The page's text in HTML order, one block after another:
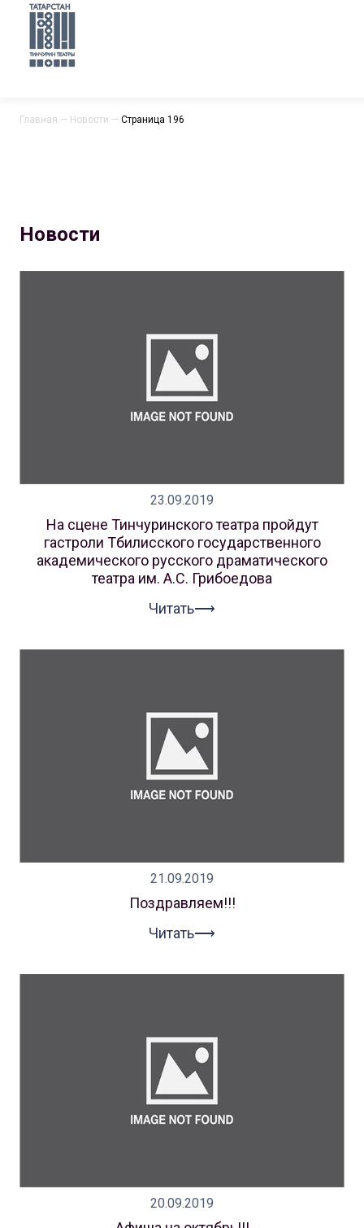
Главная — Новости — Страница 196
Новости
23.09.2019
На сцене Тинчуринского театра пройдут
гастроли Тбилисского государственного
академического русского драматического
театра им. А.С. Грибоедова
Читать⟶
21.09.2019
Поздравляем!!!
Читать⟶
20.09.2019